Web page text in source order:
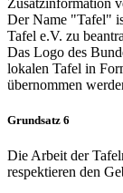
Der Name "Tafel"
Tafel e.V. zu
Das Logo des
lokalen Tafel in
übernommen
Grundsatz 6
Die Arbeit der
respektieren den